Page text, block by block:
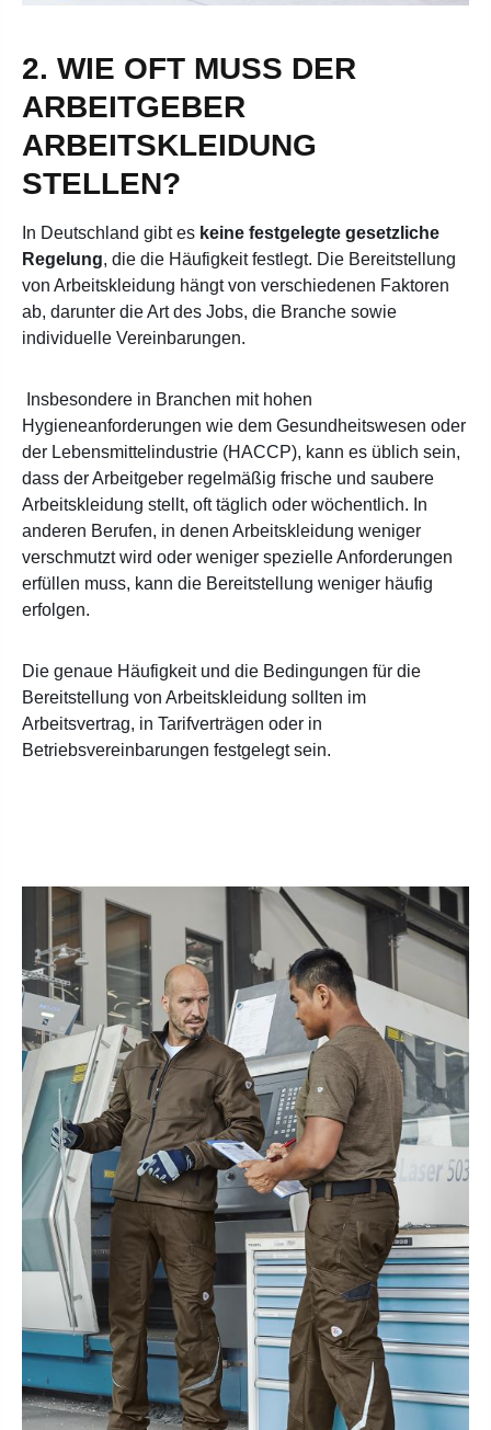
2. WIE OFT MUSS DER
ARBEITGEBER
ARBEITSKLEIDUNG
STELLEN?
In Deutschland gibt es keine festgelegte gesetzliche
Regelung, die die Häufigkeit festlegt. Die Bereitstellung
von Arbeitskleidung hängt von verschiedenen Faktoren
ab, darunter die Art des Jobs, die Branche sowie
individuelle Vereinbarungen.
Insbesondere in Branchen mit hohen
Hygieneanforderungen wie dem Gesundheitswesen oder
der Lebensmittelindustrie (HACCP), kann es üblich sein,
dass der Arbeitgeber regelmäßig frische und saubere
Arbeitskleidung stellt, oft täglich oder wöchentlich. In
anderen Berufen, in denen Arbeitskleidung weniger
verschmutzt wird oder weniger spezielle Anforderungen
erfüllen muss, kann die Bereitstellung weniger häufig
erfolgen.
Die genaue Häufigkeit und die Bedingungen für die
Bereitstellung von Arbeitskleidung sollten im
Arbeitsvertrag, in Tarifverträgen oder in
Betriebsvereinbarungen festgelegt sein.